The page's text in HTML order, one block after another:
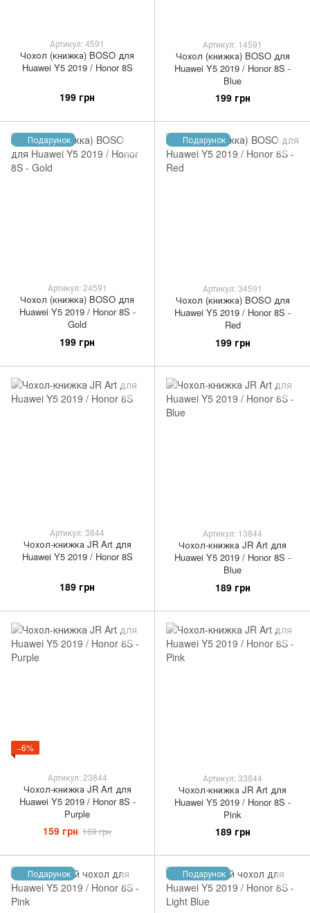
Артикул: 4591
Чохол (книжка) BOSO для
Huawei Y5 2019 / Honor 8S
199 грн
Артикул: 14591
Чохол (книжка) BOSO для
Huawei Y5 2019 / Honor 8S -
Blue
199 грн
Подарунок
Артикул: 24591
Чохол (книжка) BOSO для
Huawei Y5 2019 / Honor 8S -
Gold
199 грн
Подарунок
Артикул: 34591
Чохол (книжка) BOSO для
Huawei Y5 2019 / Honor 8S -
Red
199 грн
Артикул: 3844
Чохол-книжка JR Art для
Huawei Y5 2019 / Honor 8S
189 грн
Артикул: 13844
Чохол-книжка JR Art для
Huawei Y5 2019 / Honor 8S -
Blue
189 грн
−6%
Артикул: 23844
Чохол-книжка JR Art для
Huawei Y5 2019 / Honor 8S -
Purple
159 грн 169 грн
Артикул: 33844
Чохол-книжка JR Art для
Huawei Y5 2019 / Honor 8S -
Pink
189 грн
Подарунок Подарунок